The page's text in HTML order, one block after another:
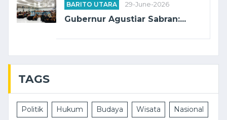
BARITO UTARA 29-June-2026
Gubernur Agustiar Sabran:...
TAGS
Politik Hukum Budaya Wisata Nasional